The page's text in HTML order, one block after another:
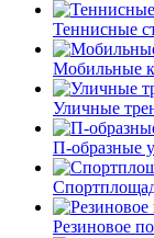
Теннисные
Мобильные
Уличные
П-образные
Резиновое